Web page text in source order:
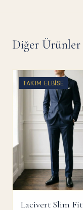
Diğer Ürünler
TAKIM ELBISE
Lacivert Slim Fit